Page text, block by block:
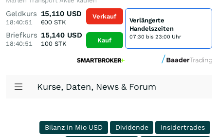
Geldkurs
18:40:51
15,110 USD
600 STK
Briefkurs
18:40:51
15,140 USD
100STK
Verkauf
Kauf
Verlängerte
Handelszeiten
07:30 bis 23:00 Uhr
Kurse, Daten, News & Forum
Bilanz in Mio USD Dividende
Insidertrades